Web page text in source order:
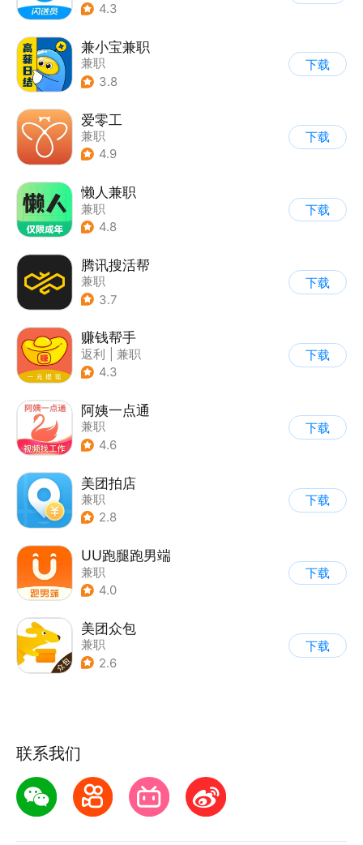
4.3
兼小宝兼职
兼职
3.8
下载
爱零工
兼职
4.9
下载
懒人兼职
兼职
4.8
下载
腾讯搜活帮
兼职
3.7
下载
赚钱帮手
返利
兼职
4.3
下载
阿姨一点通
兼职
4.6
下载
美团拍店
兼职
2.8
下载
UU跑腿跑男端
兼职
4.0
下载
美团众包
兼职
2.6
下载
联系我们